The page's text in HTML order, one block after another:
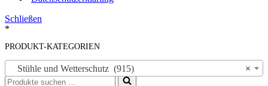
Schließen
*
PRODUKT-KATEGORIEN
×
Stühle und Wetterschutz (915)
Suchen